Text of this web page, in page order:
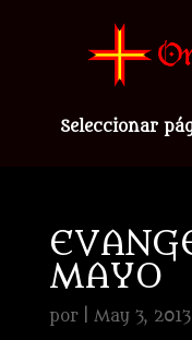
Seleccionar
MAYO
por May 3, 2013